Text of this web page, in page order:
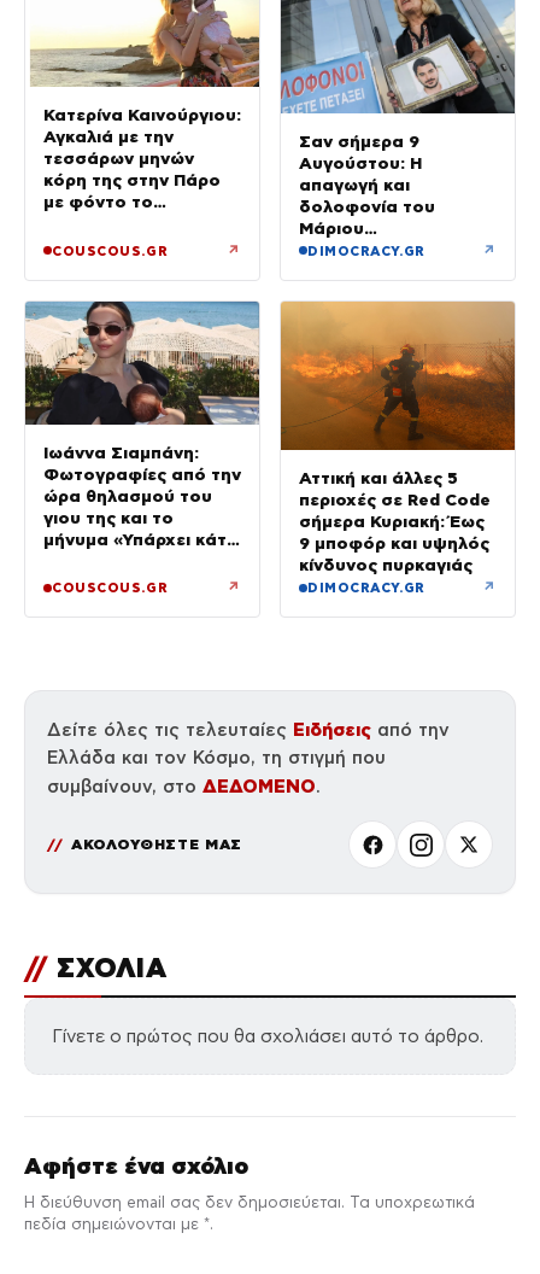
Κατερίνα Καινούργιου:
Αγκαλιά με την
τεσσάρων μηνών
κόρη της στην Πάρο
με φόντο το
COUSCOUS.GR ↗
Σαν σήμερα 9
Αυγούστου: Η
απαγωγή και
δολοφονία του
Μάριου
Παπαγεωργίου –
DIMOCRACY.GR ↗
Ιωάννα Σιαμπάνη:
Φωτογραφίες από την
ώρα θηλασμού του
γιου της και το
μήνυμα «Υπάρχει κάτι
αργές μέρες»
COUSCOUS.GR ↗
Αττική και άλλες 5
περιοχές σε Red Code
σήμερα Κυριακή: Έως
9 μποφόρ και υψηλός
κίνδυνος πυρκαγιάς
DIMOCRACY.GR ↗
Δείτε όλες τις τελευταίες Ειδήσεις από την
Ελλάδα και τον Κόσμο, τη στιγμή που
συμβαίνουν, στο ΔΕΔΟΜΕΝΟ.
ΑΚΟΛΟΥΘΗΣΤΕ ΜΑΣ
// ΣΧΟΛΙΑ
Γίνετε ο πρώτος που θα σχολιάσει αυτό το άρθρο.
Αφήστε ένα σχόλιο
Η διεύθυνση email σας δεν δημοσιεύεται. Τα υποχρεωτικά
πεδία σημειώνονται με *.